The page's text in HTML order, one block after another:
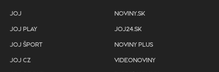
JOJ
JOJ PLAY
JOJ ŠPORT
JOJ CZ
NOVINY.SK
JOJ24.SK
NOVINY PLUS
VIDEONOVINY